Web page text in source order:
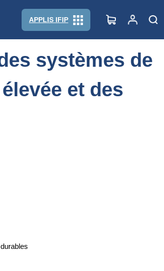
APPLIS IFIP
et des filières porcines durables
systèmes de
et des